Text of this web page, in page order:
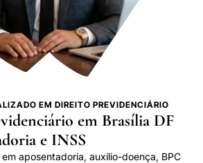
EM DIREITO PREVIDENCIÁRIO
em Brasília DF
e INSS
aposentadoria, auxílio-doença, BPC